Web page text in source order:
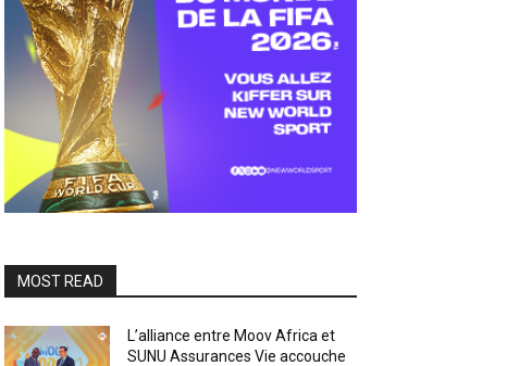
MOST READ
L’alliance entre Moov Africa et
SUNU Assurances Vie accouche